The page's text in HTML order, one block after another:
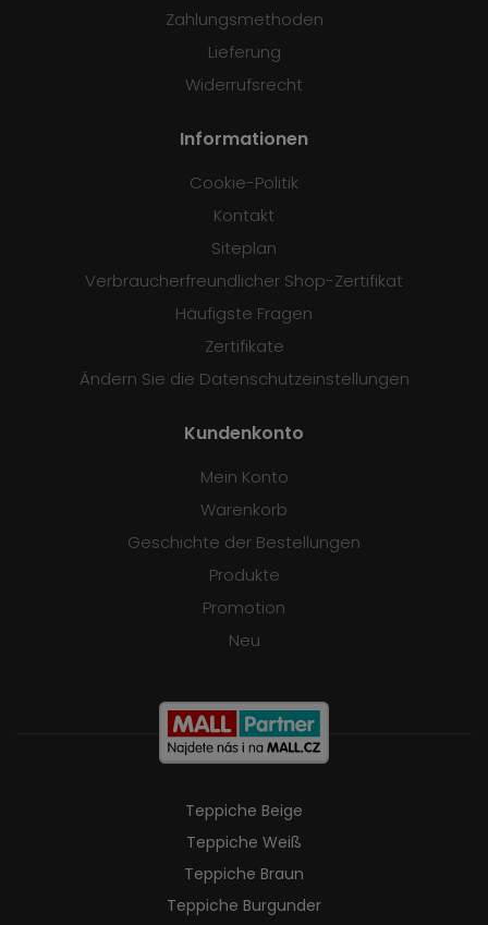
Zahlungsmethoden
Lieferung
Widerrufsrecht
Informationen
Cookie-Politik
Kontakt
Siteplan
Verbraucherfreundlicher Shop-Zertifikat
Häufigste Fragen
Zertifikate
Ändern Sie die Datenschutzeinstellungen
Kundenkonto
Mein Konto
Warenkorb
Geschichte der Bestellungen
Produkte
Promotion
Neu
Teppiche Beige
Teppiche Weiß
Teppiche Braun
Teppiche Burgunder